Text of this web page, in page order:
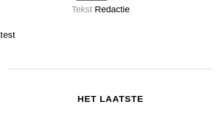
Tekst Redactie
test
HET LAATSTE